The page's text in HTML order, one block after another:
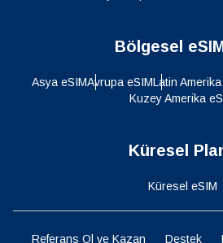
Bölgesel
Asya eSIMAvrupa eSIMLatin
Kuzey Amerika
Küresel
Küresel eSIM
Referans Ol ve Kazan Destek